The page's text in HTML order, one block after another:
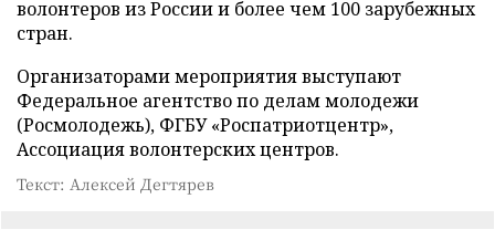
волонтеров из России и более чем 100 зарубежных
стран.
Организаторами мероприятия выступают
Федеральное агентство по делам молодежи
(Росмолодежь), ФГБУ «Роспатриотцентр»,
Ассоциация волонтерских центров.
Текст: Алексей Дегтярев